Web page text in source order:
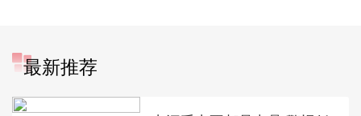
最新推荐